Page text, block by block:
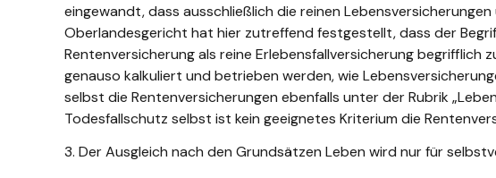
eingewandt, dass ausschließlich die reinen
Oberlandesgericht hat hier zutreffend festgestellt, dass der
Rentenversicherung als reine Erlebensfallversicherung
genauso kalkuliert und betrieben werden, wie
selbst die Rentenversicherungen ebenfalls unter der Rubrik
Todesfallschutz selbst ist kein geeignetes Kriterium die
3. Der Ausgleich nach den Grundsätzen Leben wird nur für